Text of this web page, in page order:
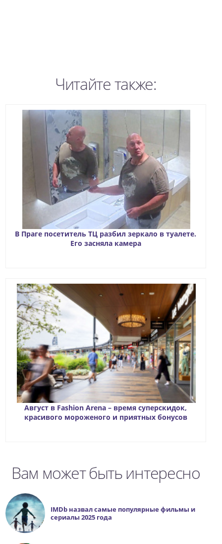
Читайте также:
В Праге посетитель ТЦ разбил зеркало в туалете.
Его засняла камера
Август в Fashion Arena – время суперскидок,
красивого мороженого и приятных бонусов
Вам может быть интересно
IMDb назвал самые популярные фильмы и
сериалы 2025 года